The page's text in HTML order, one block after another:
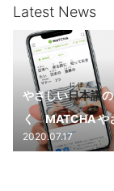
Latest News
やさしい日本語
にほんご
く MATCHA や
2020.07.17